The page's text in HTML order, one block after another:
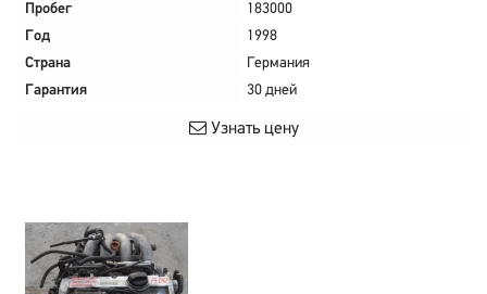
Пробег
183000
Год
1998
Страна
Германия
Гарантия
30 дней
Узнать цену